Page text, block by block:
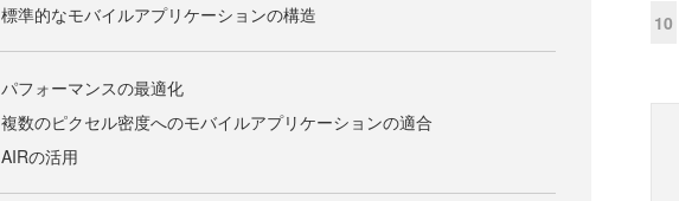
標準的なモバイルアプリケーションの構造
パフォーマンスの最適化
複数のピクセル密度へのモバイルアプリケーションの適合
AIRの活用
10